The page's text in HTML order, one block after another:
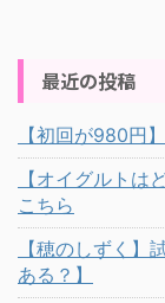
最近の投稿
【初回が980円
【オイグルト
こちら
【穂のしずく
ある？】